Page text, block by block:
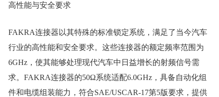
高性能与安全要求
FAKRA连接器以其特殊的标准锁定系统，满足了当今汽车
行业的高性能和安全要求。这些连接器的额定频率范围为
6GHz，使其能够处理现代汽车中日益增长的射频信号需
求。FAKRA连接器的50Ω系统适配6.0GHz，具备自动化组
件和电缆组装能力，符合SAE/USCAR-17第5版要求，提供